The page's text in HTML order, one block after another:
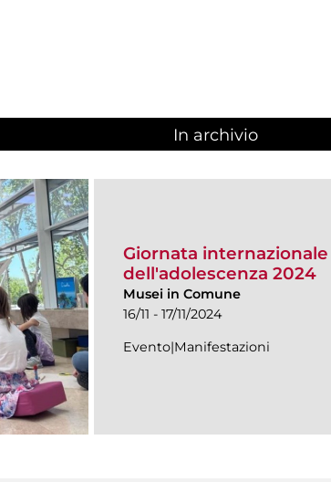
In archivio
Giornata
dell'adolescenza 2024
Musei in Comune
16/11 - 17/11/2024
Evento|Manifestazioni